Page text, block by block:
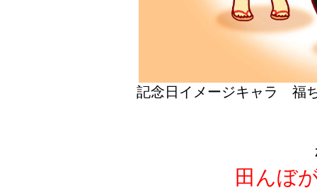
記念日イメージキャラ 福
田んぼ